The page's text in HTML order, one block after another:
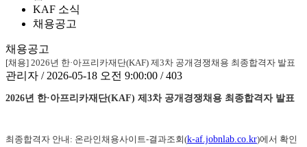
KAF 소식
채용공고
채용공고
[채용] 2026년 한·아프리카재단(KAF) 제3차 공개경쟁채용 최종합격자 발표
관리자 / 2026-05-18 오전 9:00:00 / 403
2026년 한·아프리카재단(KAF) 제3차 공개경쟁채용 최종합격자 발표
최종합격자 안내: 온라인채용사이트-결과조회(k-af.jobnlab.co.kr)에서 확인